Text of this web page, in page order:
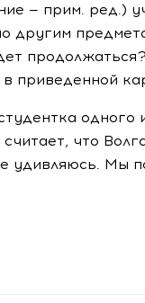
— прим. ред.)
другим
приведенной
одного
что
удивляюсь. Мы